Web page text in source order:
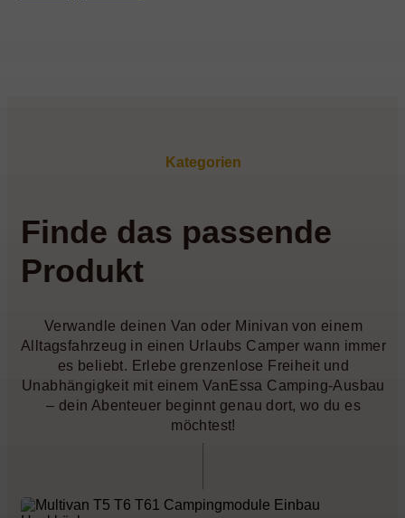
Kategorien
Finde das passende
Produkt
Verwandle deinen Van oder Minivan von einem
Alltagsfahrzeug in einen Urlaubs Camper wann immer
es beliebt. Erlebe grenzenlose Freiheit und
Unabhängigkeit mit einem VanEssa Camping-Ausbau
– dein Abenteuer beginnt genau dort, wo du es
möchtest!